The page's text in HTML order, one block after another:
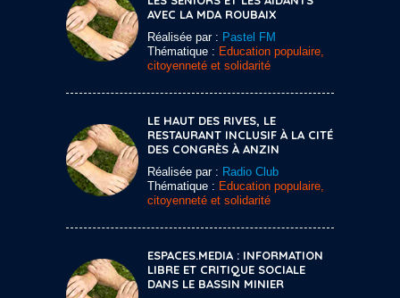
AVEC LA MDA ROUBAIX
Réalisée par : Pastel FM
Thématique : Education populaire,
citoyenneté et solidarité
LE HAUT DES RIVES, LE
RESTAURANT INCLUSIF À LA CITÉ
DES CONGRÈS À ANZIN
Réalisée par : Radio Club
Thématique : Education populaire,
citoyenneté et solidarité
ESPACES.MEDIA : INFORMATION
LIBRE ET CRITIQUE SOCIALE
DANS LE BASSIN MINIER